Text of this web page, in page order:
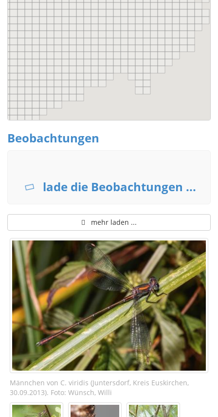
Männchen von C. viridis (Juntersdorf, Kreis Euskirchen,
30.09.2013). Foto: Wünsch, Willi
Beobachtungen
lade die Beobachtungen ...
mehr laden ...